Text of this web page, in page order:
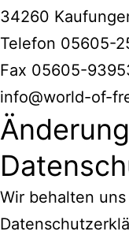
34260
Telefon 05605-
Fax 05605-
info@world-of-
Wir behalten